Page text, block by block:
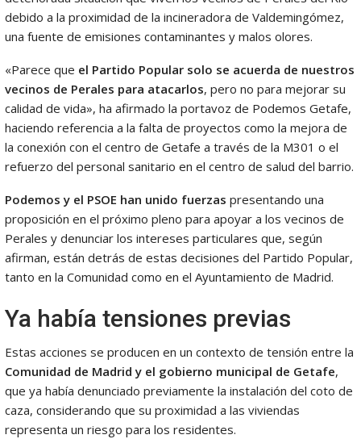
debido a la proximidad de la incineradora de Valdemingómez,
una fuente de emisiones contaminantes y malos olores.
«Parece que el Partido Popular solo se acuerda de nuestros
vecinos de Perales para atacarlos, pero no para mejorar su
calidad de vida», ha afirmado la portavoz de Podemos Getafe,
haciendo referencia a la falta de proyectos como la mejora de
la conexión con el centro de Getafe a través de la M301 o el
refuerzo del personal sanitario en el centro de salud del barrio.
Podemos y el PSOE han unido fuerzas presentando una
proposición en el próximo pleno para apoyar a los vecinos de
Perales y denunciar los intereses particulares que, según
afirman, están detrás de estas decisiones del Partido Popular,
tanto en la Comunidad como en el Ayuntamiento de Madrid.
Ya había tensiones previas
Estas acciones se producen en un contexto de tensión entre la
Comunidad de Madrid y el gobierno municipal de Getafe,
que ya había denunciado previamente la instalación del coto de
caza, considerando que su proximidad a las viviendas
representa un riesgo para los residentes.